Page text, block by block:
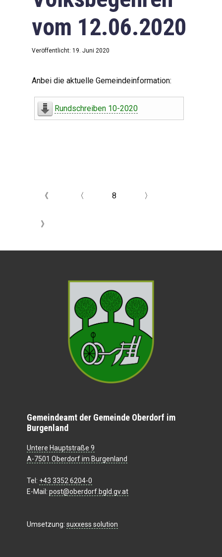
vom 12.06.2020
Veröffentlicht: 19. Juni 2020
Anbei die aktuelle Gemeindeinformation:
Rundschreiben 10-2020
《 〈 8 〉
》
Gemeindeamt der Gemeinde Oberdorf im
Burgenland
Untere Hauptstraße 9
A-7501 Oberdorf im Burgenland
Tel: +43 3352 6204-0
E-Mail: post@oberdorf.bgld.gv.at
Umsetzung: suxxess solution